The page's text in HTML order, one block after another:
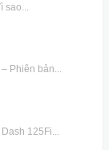
Phiên bản...
125Fi...